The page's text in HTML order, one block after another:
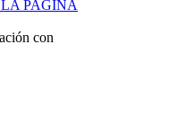
con